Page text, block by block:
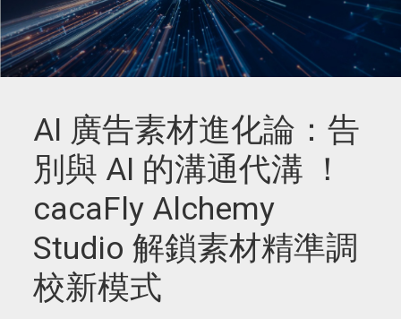
AI 廣告素材進化論：告
別與 AI 的溝通代溝 ！
cacaFly Alchemy
Studio 解鎖素材精準調
校新模式